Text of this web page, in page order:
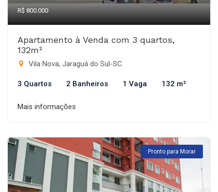
R$ 800.000
Apartamento à Venda com 3 quartos,
132m²
Vila Nova, Jaraguá do Sul-SC
3 Quartos 2 Banheiros 1 Vaga 132 m²
Mais informações
Pronto para Morar